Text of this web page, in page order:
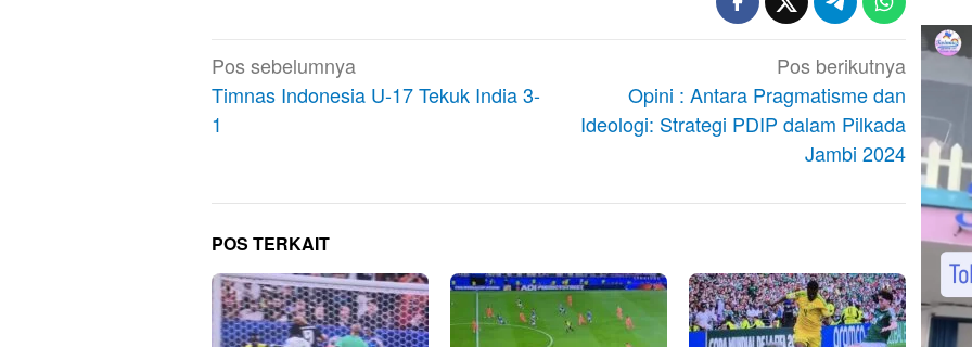
Navigasi
pos
Pos sebelumnya
Timnas Indonesia U-17 Tekuk India 3-
1
Pos berikutnya
Opini : Antara Pragmatisme dan
Ideologi: Strategi PDIP dalam Pilkada
Jambi 2024
POS TERKAIT